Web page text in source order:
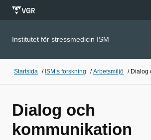
Institutet för stressmedicin ISM
Startsida / ISM:s forskning /Arbetsmiljö / Dialog
Dialog och
kommunikation